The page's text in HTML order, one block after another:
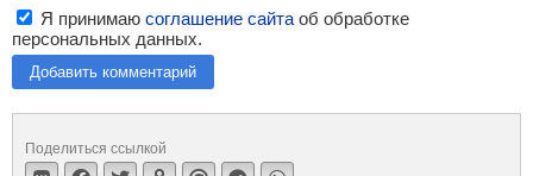
Я принимаю соглашение сайта об обработке
персональных данных.
Добавить комментарий
Поделиться ссылкой